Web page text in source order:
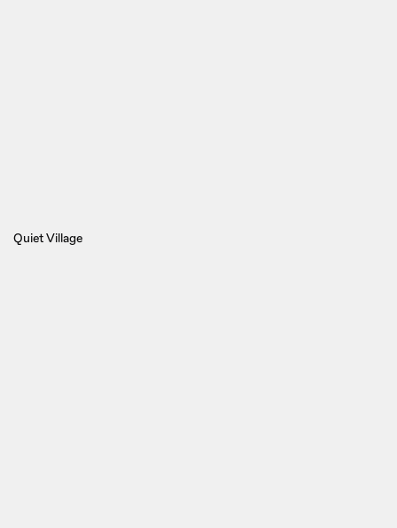
Quiet Village